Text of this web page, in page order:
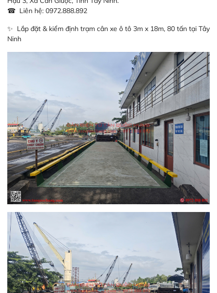
☎ Liên hệ: 0972.888.892
✨ Lắp đặt & kiểm định trạm cân xe ô tô 3m x 18m, 80 tấn tại Tây
Ninh